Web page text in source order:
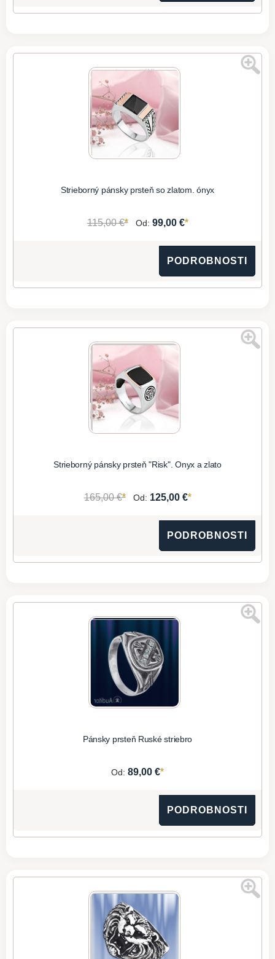
Strieborný pánsky prsteň so zlatom. ónyx
115,00 €* Od: 99,00 €*
PODROBNOSTI
Strieborný pánsky prsteň "Risk". Onyx a zlato
165,00 €* Od: 125,00 €*
PODROBNOSTI
Pánsky prsteň Ruské striebro
Od: 89,00 €*
PODROBNOSTI